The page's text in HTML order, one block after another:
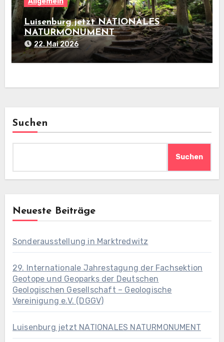
Luisenburg jetzt NATIONALES
NATURMONUMENT
22. Mai 2026
Suchen
Suchen
Neueste Beiträge
Sonderausstellung in Marktredwitz
29. Internationale Jahrestagung der Fachsektion
Geotope und Geoparks der Deutschen
Geologischen Gesellschaft – Geologische
Vereinigung e.V. (DGGV)
Luisenburg jetzt NATIONALES NATURMONUMENT